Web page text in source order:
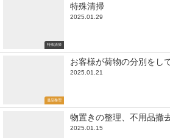
特殊清掃
特殊清掃
2025.01.29
遺品整理
お客様が荷物の分別をし
2025.01.21
物置きの整理、不用品撤
2025.01.15